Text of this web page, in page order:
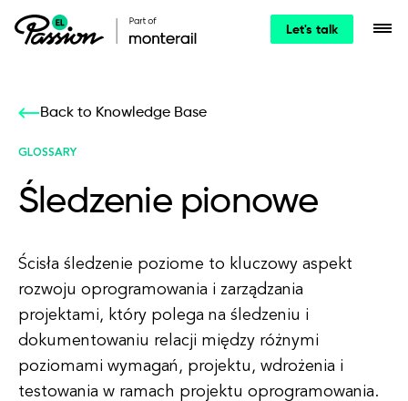
Let's talk
Back to Knowledge Base
GLOSSARY
Śledzenie pionowe
Ścisła śledzenie poziome to kluczowy aspekt
rozwoju oprogramowania i zarządzania
projektami, który polega na śledzeniu i
dokumentowaniu relacji między różnymi
poziomami wymagań, projektu, wdrożenia i
testowania w ramach projektu oprogramowania.